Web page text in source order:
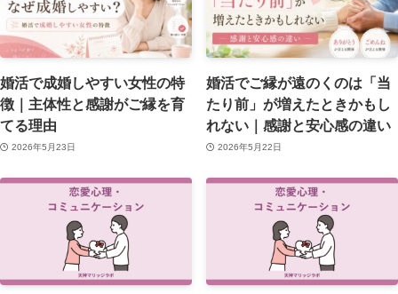
婚活で成婚しやすい女性の特
徴｜主体性と感謝がご縁を育
てる理由
2026年5月23日
婚活でご縁が遠のくのは「当
たり前」が増えたときかもし
れない｜感謝と安心感の違い
2026年5月22日